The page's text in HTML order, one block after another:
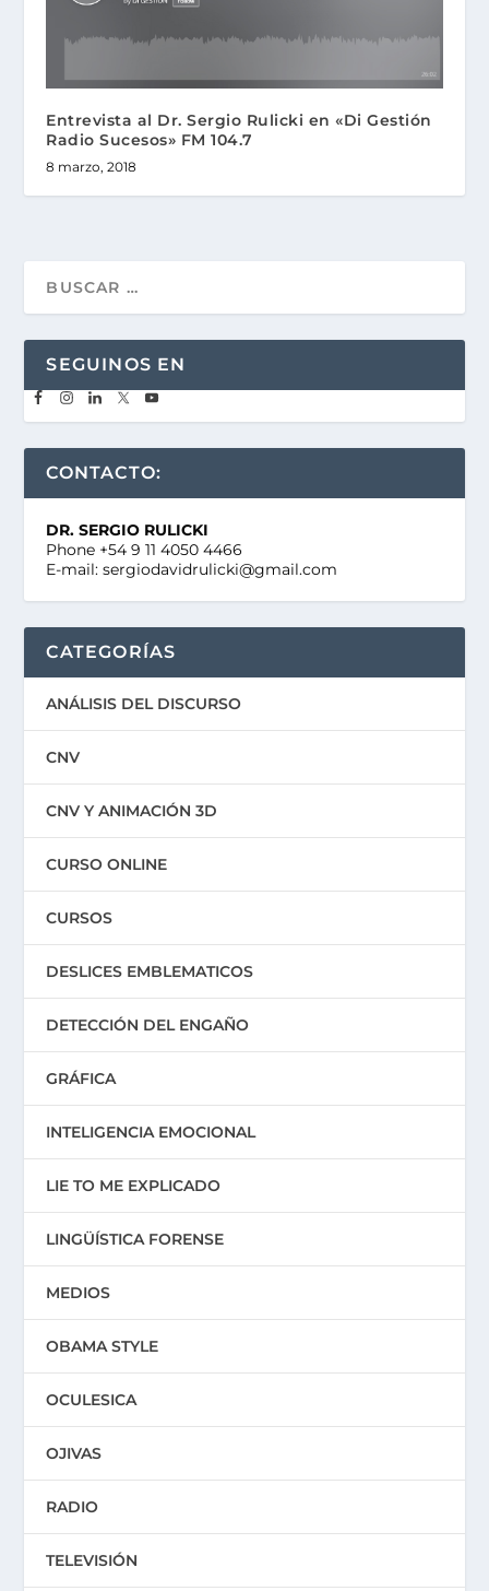
Entrevista al Dr. Sergio Rulicki en «Di Gestión
Radio Sucesos» FM 104.7
8 marzo, 2018
SEGUINOS EN
CONTACTO:
DR. SERGIO RULICKI
Phone +54 9 11 4050 4466
E-mail: sergiodavidrulicki@gmail.com
CATEGORÍAS
ANÁLISIS DEL DISCURSO
CNV
CNV Y ANIMACIÓN 3D
CURSO ONLINE
CURSOS
DESLICES EMBLEMATICOS
DETECCIÓN DEL ENGAÑO
GRÁFICA
INTELIGENCIA EMOCIONAL
LIE TO ME EXPLICADO
LINGÜÍSTICA FORENSE
MEDIOS
OBAMA STYLE
OCULESICA
OJIVAS
RADIO
TELEVISIÓN